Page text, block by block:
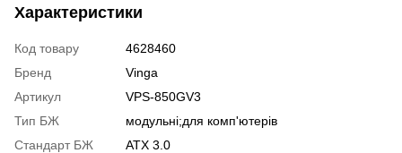
Характеристики
Код товару
4628460
Бренд
Vinga
Артикул
VPS-850GV3
Тип БЖ
модульні;для комп'ютерів
Стандарт БЖ
ATX 3.0